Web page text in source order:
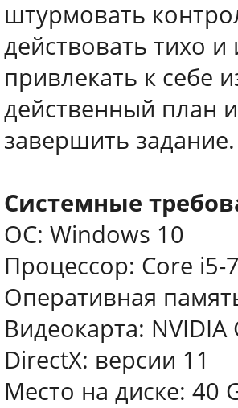
штурмовать
действовать тихо и
привлекать к себе
действенный план
завершить задание.
Системные
ОС: Windows 10
Процессор: Core i5-
Оперативная
Видеокарта: NVIDIA
DirectX: версии 11
Место на диске: 40